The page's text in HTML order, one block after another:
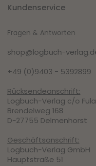
Kundenservice
Fragen & Antworten
shop@logbuch-
+49 (0)9403 - 5392899
Rücksendeanschrift:
Logbuch-Verlag c/o
Brendelweg 168
D-27755 Delmenhorst
Geschäftsanschrift:
Logbuch-Verlag GmbH
Hauptstraße 51